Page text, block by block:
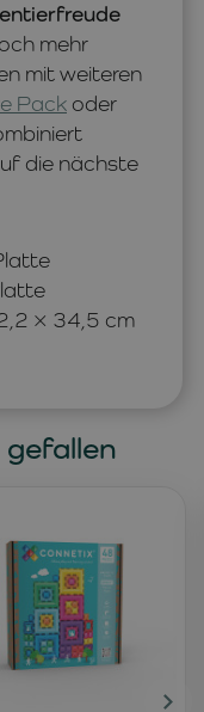
mehr
mit weiteren
Pack oder
die nächste
× 34,5 cm